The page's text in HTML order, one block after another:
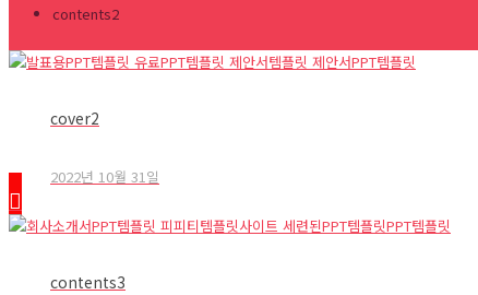
contents2
cover2
2022년 10월 31일
contents3